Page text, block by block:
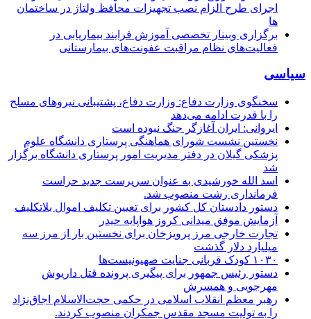
اجرای طرح الزام نصب تجهیزات محافظ ولتاژ در ساختمان
ها
برگزاری وبینار تخصصی آموزش فرایند بیماریابی در
فعالیت‌های نظام مراقبت عفونت‌های بیمارستانی
سیاسی
سخنگوی وزارت دفاع: وزارت دفاع، پشتیبانی نیرو‌های مسلح
را با قدرت ادامه می‌دهد
ایروانی: ایران آغازگر جنگ نبوده است
نخستین نشست شورای هماهنگی پرستاری دانشگاه علوم
پزشکی گیلان در دفتر مدیریت امور پرستاری دانشگاه برگزار
شد
اسد الله خورشیدی به عنوان سرپرست جدید حراست
فرمانداری رشت منصوب شد.
دستور دادستان کل کشور برای تعیین تکلیف اموال بلاتکلیف
آزمایش موفق میدانی کروز هواپایه حیدر
تجارت خارجی مرز پرویزخان برای نخستین بار از مرز سه
میلیارد دلار گذشت
۱۰۳۰ کودک قربانی جنایت صهیونیست‌ها
دستور رئیس جمهور برای پیگیری پرونده قتل داریوش
مهرجویی و همسرش
رهبر معظم انقلاب اسلامی در حکمی حجت‌الاسلام اجاق‌نژاد
را به تولیت مسجد مقدس جمکران منصوب کردند.